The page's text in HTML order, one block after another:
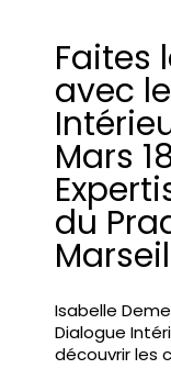
Faites
avec
Mars
du
Isabelle
Dialogue
découvrir les